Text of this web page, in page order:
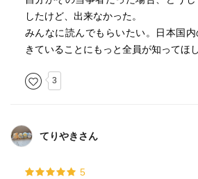
したけど、出来なかった。
みんなに読んでもらいたい。日本国
きていることにもっと全員が知ってほ
3
てりやきさん
5